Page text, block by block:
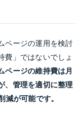
ページの運用を検討
費」ではないでしょ
ページの維持費は月
、管理を適切に整理
減が可能です。